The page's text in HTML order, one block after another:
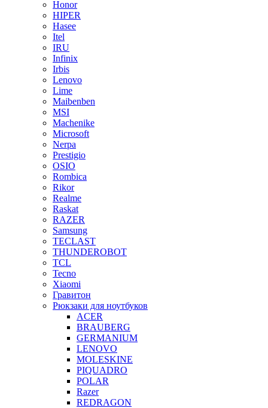
Honor
HIPER
Hasee
Itel
IRU
Infinix
Irbis
Lenovo
Lime
Maibenben
MSI
Machenike
Microsoft
Nerpa
Prestigio
OSIO
Rombica
Rikor
Realme
Raskat
RAZER
Samsung
TECLAST
THUNDEROBOT
TCL
Tecno
Xiaomi
Гравитон
Рюкзаки для ноутбуков
ACER
BRAUBERG
GERMANIUM
LENOVO
MOLESKINE
PIQUADRO
POLAR
Razer
REDRAGON